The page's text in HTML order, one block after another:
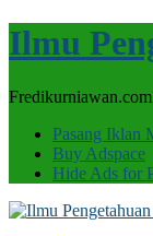
Ilmu
Fredikurniawan.com
Pasang Iklan
Buy Adspace
Hide Ads for